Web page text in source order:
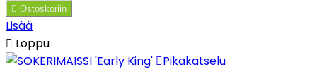
 Ostoskoriin
Lisää
 Loppu
Pikakatselu